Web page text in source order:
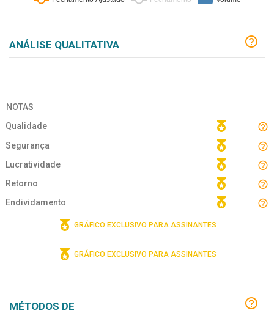
ANÁLISE QUALITATIVA
NOTAS
Qualidade
Segurança
Lucratividade
Retorno
Endividamento
GRÁFICO EXCLUSIVO PARA ASSINANTES
GRÁFICO EXCLUSIVO PARA ASSINANTES
MÉTODOS DE